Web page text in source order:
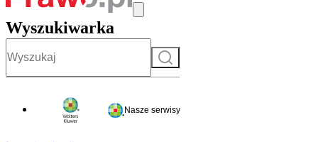
Wyszukiwarka
Szukaj
Nasze serwisy